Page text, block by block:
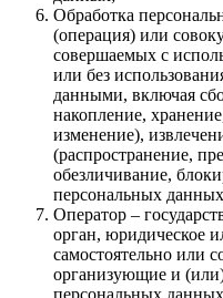
Обработка
(операция) или
совершаемых с
или без
данными, включая
накопление,
изменение),
(распространение,
обезличивание,
персональных
Оператор –
орган, юридическое
самостоятельно или
организующие и
персональных